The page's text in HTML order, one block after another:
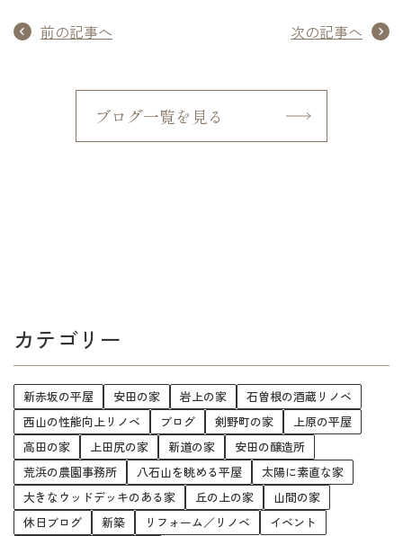
前の記事へ 次の記事へ
ブログ一覧を見る
カテゴリー
新赤坂の平屋 安田の家 岩上の家
石曽根の酒蔵リノベ
西山の性能向上リノベ
ブログ 剣野町の家
上原の平屋
高田の家
上田尻の家 新道の家
安田の醸造所
荒浜の農園事務所
八石山を眺める平屋
太陽に素直な家
大きなウッドデッキのある家
丘の上の家
山間の家
休日ブログ
新築 リフォーム／リノベ
イベント